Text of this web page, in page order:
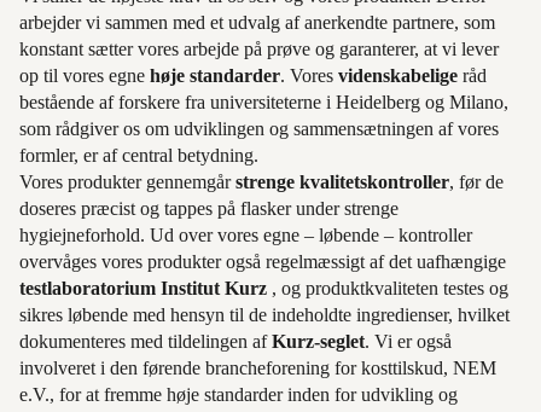
arbejder vi sammen med et udvalg af anerkendte partnere, som
konstant sætter vores arbejde på prøve og garanterer, at vi lever
op til vores egne høje standarder. Vores videnskabelige råd
bestående af forskere fra universiteterne i Heidelberg og Milano,
som rådgiver os om udviklingen og sammensætningen af vores
formler, er af central betydning.
Vores produkter gennemgårstrenge kvalitetskontroller, før de
doseres præcist og tappes på flasker under strenge
hygiejneforhold. Ud over vores egne – løbende – kontroller
overvåges vores produkter også regelmæssigt af det uafhængige
testlaboratorium Institut Kurz , og produktkvaliteten testes og
sikres løbende med hensyn til de indeholdte ingredienser, hvilket
dokumenteres med tildelingen afKurz-seglet. Vi er også
involveret i den førende brancheforening for kosttilskud, NEM
e.V., for at fremme høje standarder inden for udvikling og